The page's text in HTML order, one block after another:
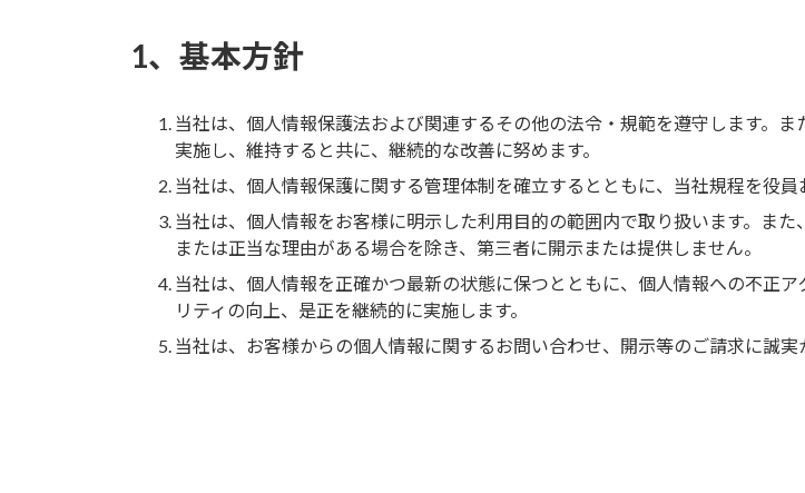
1、基本方針
当社は、個人情報保護法および関連するその他の法令・規範を遵守します。
実施し、維持すると共に、継続的な改善に努めます。
当社は、個人情報保護に関する管理体制を確立するとともに、当社規程を役員
当社は、個人情報をお客様に明示した利用目的の範囲内で取り扱います。ま
または正当な理由がある場合を除き、第三者に開示または提供しません。
当社は、個人情報を正確かつ最新の状態に保つとともに、個人情報への不正
リティの向上、是正を継続的に実施します。
当社は、お客様からの個人情報に関するお問い合わせ、開示等のご請求に誠実